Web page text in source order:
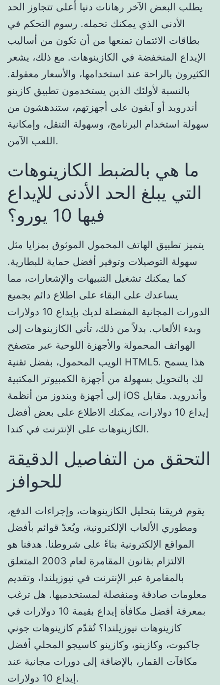
يطلب البعض الآخر رهانات دنيا أعلى تتجاوز الحد
الأدنى الذي يمكنك تحمله. رسوم التحكم في
بطاقات الائتمان تمنعها من أن تكون من أساليب
الإيداع المنخفضة في الكازينوهات. مع ذلك، يشعر
الكثيرون بالراحة عند استخدامها، والأسعار معقولة.
بالنسبة لأولئك الذين يستخدمون تطبيق كازينو
أندرويد أو آيفون على أجهزتهم، ستندهشون من
سهولة استخدام البرنامج، وسهولة التنقل، وإمكانية
اللعب الآمن.
ما هي بالضبط الكازينوهات
التي يبلغ الحد الأدنى للإيداع
فيها 10 يورو؟
يتميز تطبيق الهاتف المحمول الموثوق بمزايا مثل
سهولة التوصيلات وتوفير أفضل حماية للبطارية.
كما يمكنك تشغيل التنبيهات والإشعارات، مما
يساعدك على البقاء على اطلاع دائم بجميع
الدورات المجانية المفضلة لديك بإيداع 10 دولارات
وبدء الألعاب. بدلاً من ذلك، تأتي الكازينوهات إلى
الهواتف المحمولة والأجهزة اللوحية عبر متصفح
الويب المحمول، بفضل تقنية HTML5. هذا يسمح
لك بالتحويل بسهولة من أجهزة الكمبيوتر المكتبية
إلى أجهزة ويندوز من أنظمة iOS وأندرويد. مقابل
إيداع 10 دولارات، يمكنك الاطلاع على بعض أفضل
الكازينوهات على الإنترنت في كندا.
التحقق من التفاصيل الدقيقة
للحوافز
يقوم فريقنا بتحليل الكازينوهات، وإجراءات الدفع،
ومطوري الألعاب الإلكترونية، ويُعدّ قوائم بأفضل
المواقع الإلكترونية بناءً على شروطنا. هدفنا هو
الالتزام بقانون المقامرة لعام 2003 المتعلق
بالمقامرة عبر الإنترنت في نيوزيلندا، وتقديم
معلومات صادقة ومنفصلة لمستخدميها. هل ترغب
بمعرفة أفضل مكافأة إيداع بقيمة 10 دولارات في
كازينوهات نيوزيلندا؟ تُقدّم كازينوهات جوني
جاكبوت، وكازينو، وكازينو كاسيجو المحلي أفضل
مكافآت القمار، بالإضافة إلى دورات مجانية عند
إيداع 10 دولارات.